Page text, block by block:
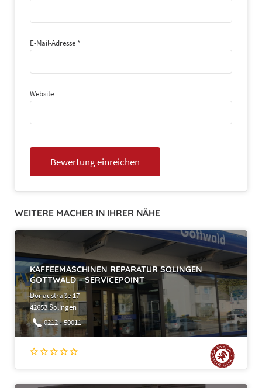
E-Mail-Adresse *
Website
WEITERE MACHER IN IHRER NÄHE
KAFFEEMASCHINEN REPARATUR SOLINGEN
GOTTWALD – SERVICEPOINT
Donaustraße 17
42653 Solingen
0212 - 50011